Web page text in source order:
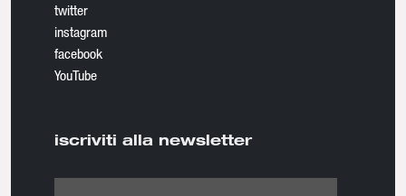
twitter
instagram
facebook
YouTube
iscriviti alla newsletter